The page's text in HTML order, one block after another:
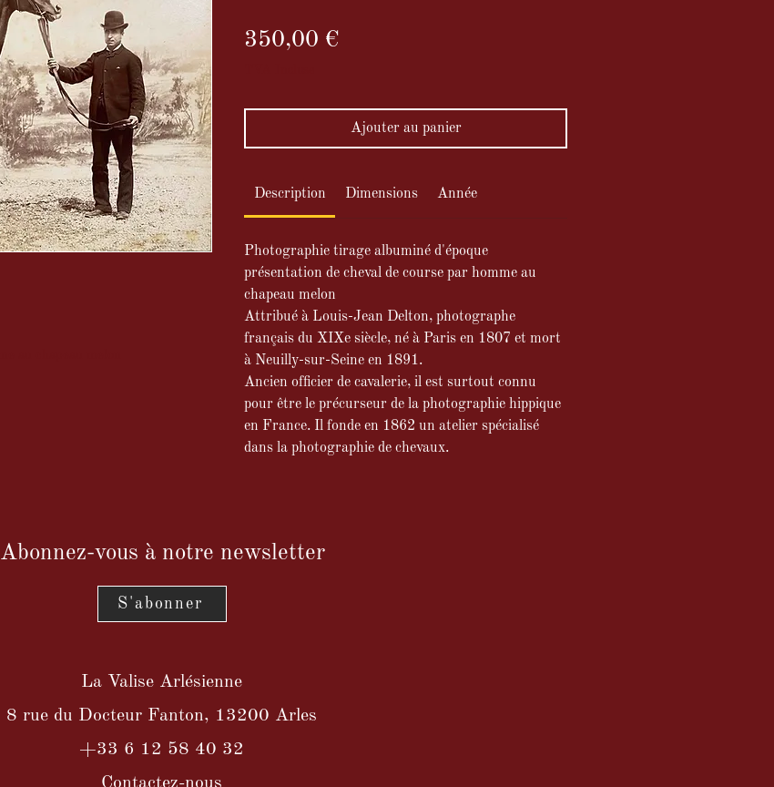
350,00 €Prix
Ajouter au panier
Description Dimensions Année
Photographie tirage albuminé d'époque
présentation de cheval de course par homme au
chapeau melon
Attribué à Louis-Jean Delton, photographe
français du XIXe siècle, né à Paris en 1807 et mort
à Neuilly-sur-Seine en 1891.
Ancien officier de cavalerie, il est surtout connu
pour être le précurseur de la photographie hippique
en France. Il fonde en 1862 un atelier spécialisé
dans la photographie de chevaux.
Abonnez-vous à notre newsletter
S'abonner
La Valise Arlésienne
8 rue du Docteur Fanton, 13200 Arles
+33 6 12 58 40 32
Contactez-nous